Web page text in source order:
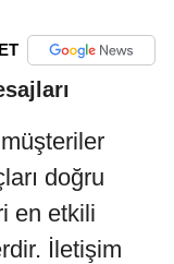
doğru
en etkili
İletişim